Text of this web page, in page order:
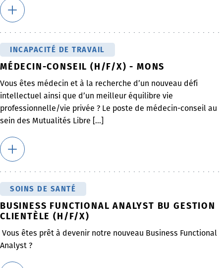
INCAPACITÉ DE TRAVAIL
MÉDECIN-CONSEIL (H/F/X) - MONS
Vous êtes médecin et à la recherche d’un nouveau défi
intellectuel ainsi que d’un meilleur équilibre vie
professionnelle/vie privée ? Le poste de médecin-conseil au
sein des Mutualités Libre [...]
SOINS DE SANTÉ
BUSINESS FUNCTIONAL ANALYST BU GESTION
CLIENTÈLE (H/F/X)
Vous êtes prêt à devenir notre nouveau Business Functional
Analyst ?